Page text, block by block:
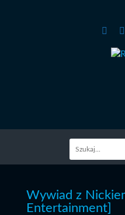
Wywiad z
Entertainment]